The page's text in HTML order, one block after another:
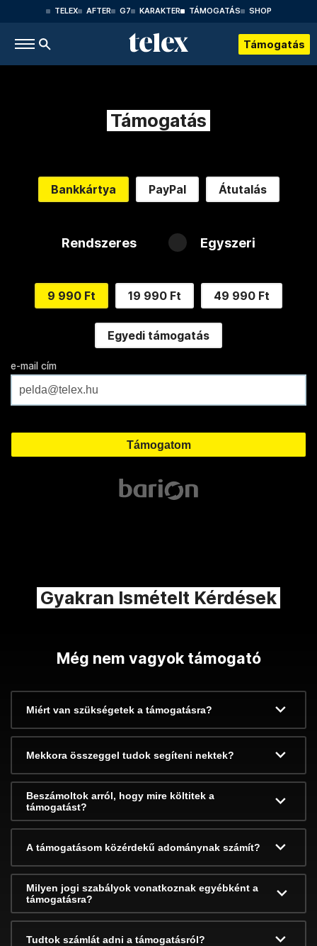
TELEX AFTER G7 KARAKTER TÁMOGATÁS SHOP
Támogatás
Támogatás
Bankkártya PayPal Átutalás
Rendszeres Egyszeri
9 990 Ft 19 990 Ft 49 990 Ft
Egyedi támogatás
e-mail cím
Gyakran Ismételt Kérdések
Még nem vagyok támogató
Miért van szükségetek a támogatásra?
Mekkora összeggel tudok segíteni nektek?
Beszámoltok arról, hogy mire költitek a
támogatást?
A támogatásom közérdekű adománynak számít?
Milyen jogi szabályok vonatkoznak egyébként a
támogatásra?
Tudtok számlát adni a támogatásról?